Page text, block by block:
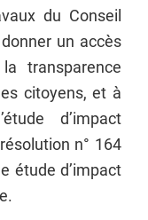
du Conseil
un accès
transparence
citoyens, et à
d’impact
n° 164
étude d’impact